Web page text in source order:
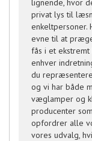
lignende, hvor
privat lys til
enkeltpersoner.
evne til at
fås i et
enhver
du
og vi har både
væglamper og
producenter
opfordrer alle
vores udvalg,